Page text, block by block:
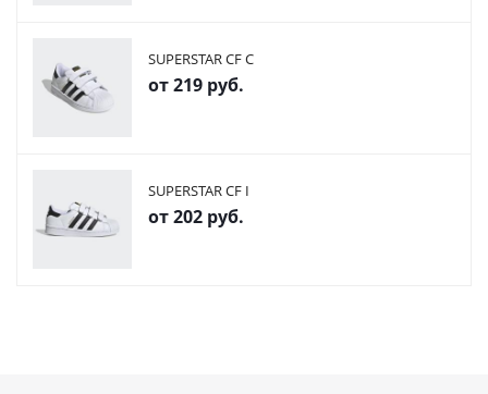
SUPERSTAR CF C
от219 руб.
SUPERSTAR CF I
от202 руб.